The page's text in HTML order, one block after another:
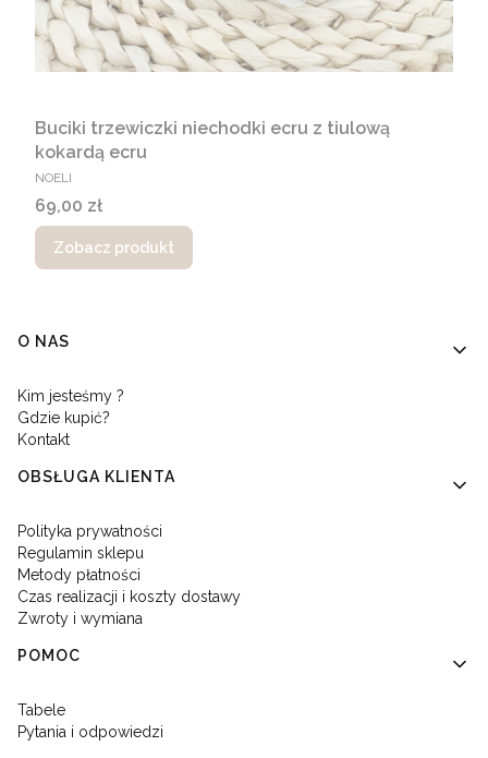
Buciki trzewiczki niechodki ecru z tiulową
kokardą ecru
PRODUCENT
NOELI
Cena
69,00 zł
Zobacz produkt
Linki w stopce
O NAS
Kim jesteśmy ?
Gdzie kupić?
Kontakt
OBSŁUGA KLIENTA
Polityka prywatności
Regulamin sklepu
Metody płatności
Czas realizacji i koszty dostawy
Zwroty i wymiana
POMOC
Tabele
Pytania i odpowiedzi